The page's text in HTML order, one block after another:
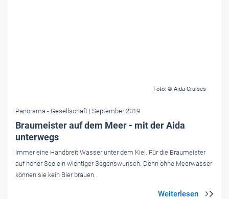
Foto: © Aida Cruises
Panorama - Gesellschaft | September 2019
Braumeister auf dem Meer - mit der Aida
unterwegs
Immer eine Handbreit Wasser unter dem Kiel. Für die Braumeister
auf hoher See ein wichtiger Segenswunsch. Denn ohne Meerwasser
können sie kein Bier brauen.